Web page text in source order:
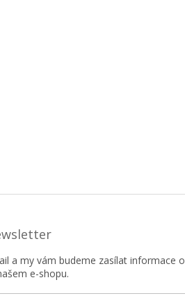
a my vám budeme zasílat informace
e-shopu.